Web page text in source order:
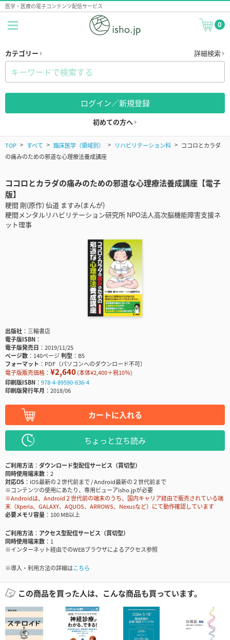
医学・医療の電子コンテンツ配信サービス
0
カテゴリー 詳細検索
ログイン／新規登録
初めての方へ
TOP すべて 臨床医学（領域別） リハビリテーション科
ココロとカラダ
の痛みのための邪道な心理療法養成講座
ココロとカラダの痛みのための邪道な心理療法養成講座【電子
版】
粳間 剛(原作) 仙道 ますみ(まんが)
粳間メンタルリハビリテーション研究所 NPO法人高次脳機能障害支援ネ
ット理事
出版社
三輪書店
電子版ISBN
電子版発売日
2019/11/25
ページ数
140ページ判型
B5
フォーマット
PDF（パソコンへのダウンロード不可）
電子版販売価格： ¥2,640(本体¥2,400＋税10％)
印刷版ISBN
978-4-89590-636-4
印刷版発行年月
2018/06
カートに入れる
ちょっと立ち読み
ご利用方法
ダウンロード型配信サービス（買切型）
同時使用端末数
2
対応OS
iOS最新の２世代前まで / Android最新の２世代前まで
※コンテンツの使用にあたり、専用ビューアisho.jpが必要
※Androidは、Android２世代前の端末のうち、国内キャリア経由で販売されている端
末（Xperia、GALAXY、AQUOS、ARROWS、Nexusなど）にて動作確認しています
必要メモリ容量
100 MB以上
ご利用方法
アクセス型配信サービス（買切型）
同時使用端末数
1
※インターネット経由でのWEBブラウザによるアクセス参照
※導入・利用方法の詳細はこちら
この商品を買った人は、こんな商品も買っています。